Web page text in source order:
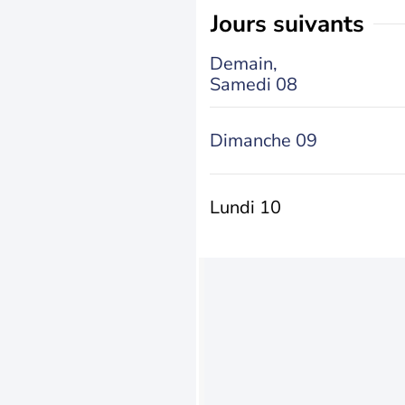
jours suivants
Demain,
Samedi 08
Dimanche 09
Lundi 10